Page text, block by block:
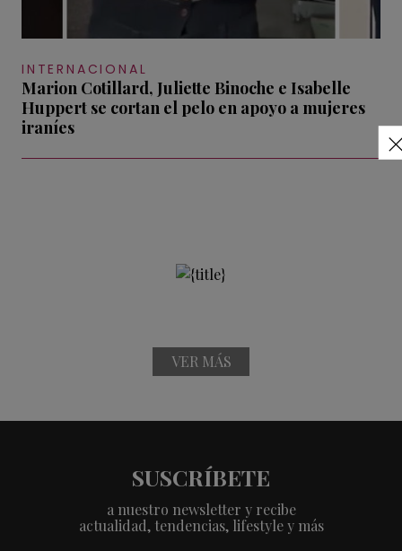
INTERNACIONAL
Marion Cotillard, Juliette Binoche e Isabelle
Huppert se cortan el pelo en apoyo a mujeres
iraníes
VER MÁS
SUSCRÍBETE
a nuestro newsletter y recibe
actualidad, tendencias, lifestyle y más